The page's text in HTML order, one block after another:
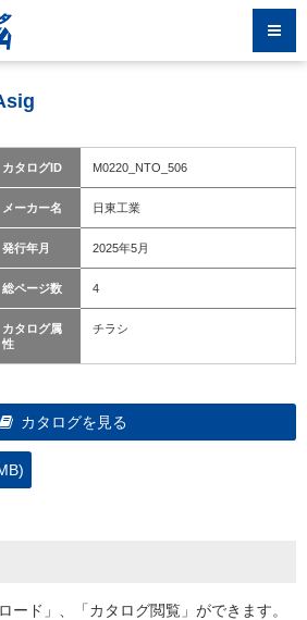
カタログID M0220_NTO_506
メーカー名 日東工業
発行年月 2025年5月
総ページ数 4
カタログ属
性
チラシ
カタログを見る
ード」、「カタログ閲覧」ができます。